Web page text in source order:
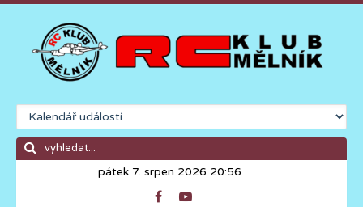
pátek 7. srpen 2026 20:56